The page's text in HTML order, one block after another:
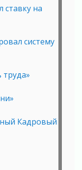
ставку на
систему
Кадровый